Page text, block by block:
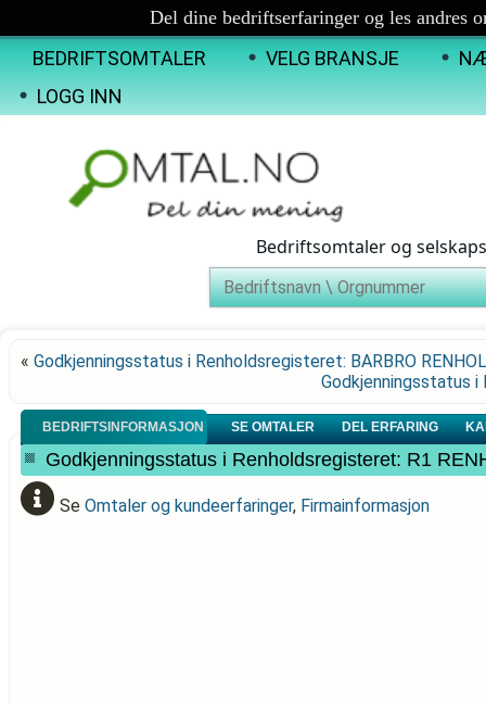
Del dine bedriftserfaringer og les andres
BEDRIFTSOMTALER VELG BRANSJE
LOGG INN
Bedriftsomtaler og
« Godkjenningsstatus i Renholdsregisteret: BARBRO
Godkjenningsstatus i
BEDRIFTSINFORMASJON SE OMTALER DEL ERFARING
Godkjenningsstatus i Renholdsregisteret: R1
Se Omtaler og kundeerfaringer, Firmainformasjon